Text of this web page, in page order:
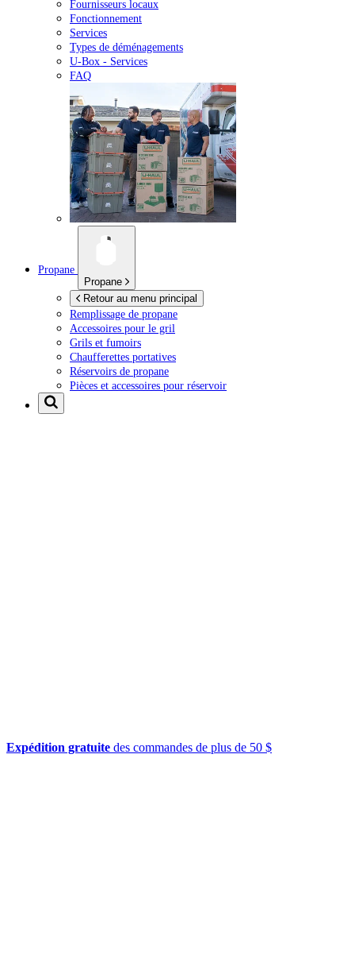
Fournisseurs locaux
Fonctionnement
Services
Types de déménagements
U-Box - Services
FAQ
Propane
Propane
Retour au menu principal
Remplissage de propane
Accessoires pour le gril
Grils et fumoirs
Chaufferettes portatives
Réservoirs de propane
Pièces et accessoires pour réservoir
Expédition gratuite des commandes de plus de 50 $